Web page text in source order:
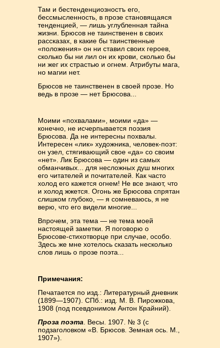
Там и бестенденциозностъ его,
бессмысленность, в прозе становящаяся
тенденцией, — лишь углубленная тайна
жизни. Брюсов не таинственен в своих
рассказах, в какие бы таинственные
«положения» он ни ставил своих героев,
сколько бы ни лил он их крови, сколько бы
ни жег их страстью и огнем. Атрибуты мага,
но магии нет.
Брюсов не таинственен в своей прозе. Но
ведь в прозе — нет Брюсова...
Моими «похвалами», моими «да» —
конечно, не исчерпывается поэзия
Брюсова. Да не интересны похвалы.
Интересен «лик» художника, человек-поэт:
он узел, стягивающий свое «да» со своим
«нет». Лик Брюсова — один из самых
обманчивых... для несложных душ многих
его читателей и почитателей. Как часто
холод его кажется огнем! Не все знают, что
и холод жжется. Огонь же Брюсова спрятан
слишком глубоко, — я сомневаюсь, я не
верю, что его видели многие...
Впрочем, эта тема — не тема моей
настоящей заметки. Я поговорю о
Брюсове-стихотворце при случае, особо.
Здесь же мне хотелось сказать несколько
слов лишь о прозе поэта...
Примечания:
Печатается по изд.: Литературный дневник
(1899—1907). СПб.: изд. М. В. Пирожкова,
1908 (под псевдонимом Антон Крайний).
Проза поэта . Весы. 1907. № 3 (с
подзаголовком «В. Брюсов. Земная ось. М.,
1907»).